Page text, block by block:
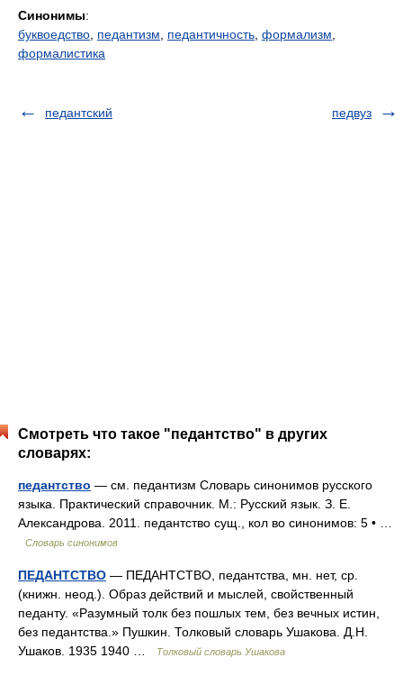
Синонимы:
буквоедство педантизм педантичность формализм
формалистика
педантский педвуз
Смотреть что такое "педантство" в других
словарях:
педантство — см. педантизм Словарь синонимов русского
языка. Практический справочник. М.: Русский язык. З. Е.
Александрова. 2011. педантство сущ., кол во синонимов: 5 • …
Словарь синонимов
ПЕДАНТСТВО — ПЕДАНТСТВО, педантства, мн. нет, ср.
(книжн. неод.). Образ действий и мыслей, свойственный
педанту. «Разумный толк без пошлых тем, без вечных истин,
без педантства.» Пушкин. Толковый словарь Ушакова. Д.Н.
Ушаков. 1935 1940 …
Толковый словарь Ушакова